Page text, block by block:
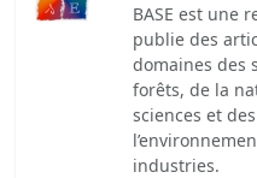
BASE est une
publie des
domaines des
forêts, de la
sciences et
industries.